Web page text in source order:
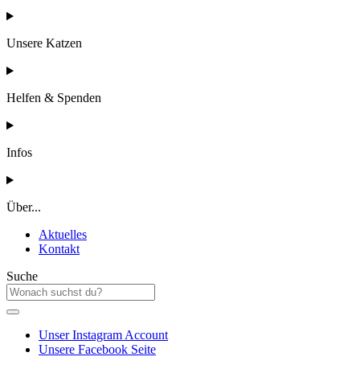
Unsere Katzen
Helfen & Spenden
Infos
Über...
Aktuelles
Kontakt
Suche
Unser Instagram Account
Unsere Facebook Seite